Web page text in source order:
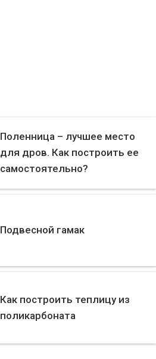
Поленница – лучшее место
для дров. Как построить ее
самостоятельно?
Подвесной гамак
Как построить теплицу из
поликарбоната